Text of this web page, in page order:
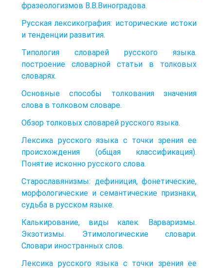
фразеологизмов В.В.Виноградова.
Русская лексикография: исторические истоки
и тенденции развития.
Типология словарей русского языка.
построение словарной статьи в толковых
словарях.
Основные способы толкования значения
слова в толковом словаре.
Обзор толковых словарей русского языка.
Лексика русского языка с точки зрения ее
происхождения (общая классификация).
Понятие исконно русского слова.
Старославянизмы: дефиниция, фонетические,
морфологические и семантические признаки,
судьба в русском языке.
Калькирование, виды калек. Варваризмы.
Экзотизмы. Этимологические словари.
Словари иностранных слов.
Лексика русского языка с точки зрения ее